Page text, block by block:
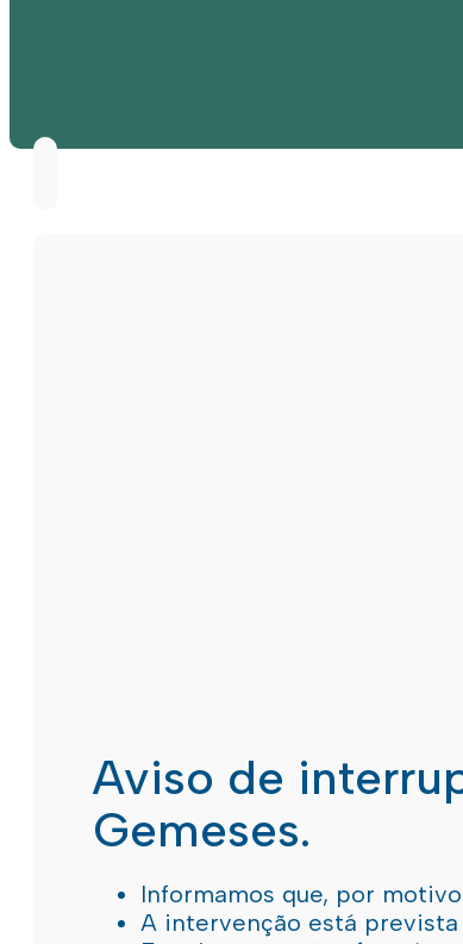
Aviso de
Gemeses.
Informamos que, por
A intervenção está